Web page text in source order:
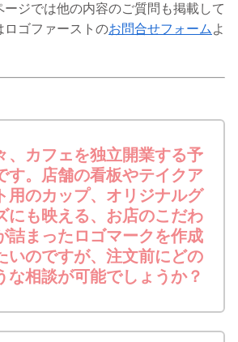
ジでは他の内容のご質問も掲載して
ロゴファーストのお問合せフォーム よ
、カフェを独立開業する予
す。店舗の看板やテイクア
用のカップ、オリジナルグ
にも映える、お店のこだわ
詰まったロゴマークを作成
いのですが、注文前にどの
な相談が可能でしょうか？